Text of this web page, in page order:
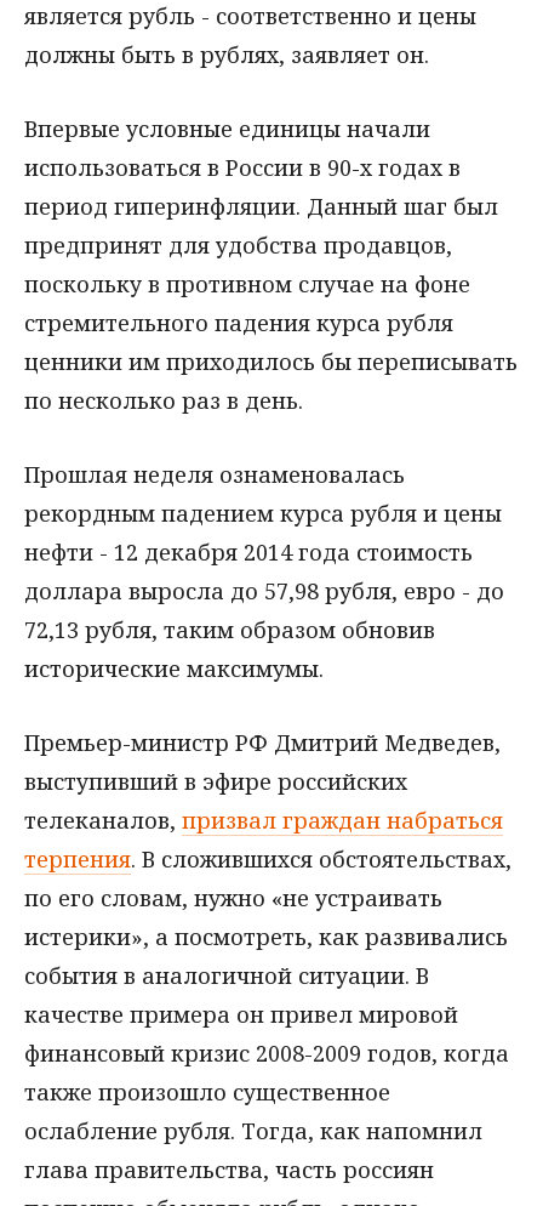
является рубль - соответственно и цены
должны быть в рублях, заявляет он.
Впервые условные единицы начали
использоваться в России в 90-х годах в
период гиперинфляции. Данный шаг был
предпринят для удобства продавцов,
поскольку в противном случае на фоне
стремительного падения курса рубля
ценники им приходилось бы переписывать
по несколько раз в день.
Прошлая неделя ознаменовалась
рекордным падением курса рубля и цены
нефти - 12 декабря 2014 года стоимость
доллара выросла до 57,98 рубля, евро - до
72,13 рубля, таким образом обновив
исторические максимумы.
Премьер-министр РФ Дмитрий Медведев,
выступивший в эфире российских
телеканалов, призвал граждан набраться
терпения. В сложившихся обстоятельствах,
по его словам, нужно «не устраивать
истерики», а посмотреть, как развивались
события в аналогичной ситуации. В
качестве примера он привел мировой
финансовый кризис 2008-2009 годов, когда
также произошло существенное
ослабление рубля. Тогда, как напомнил
глава правительства, часть россиян